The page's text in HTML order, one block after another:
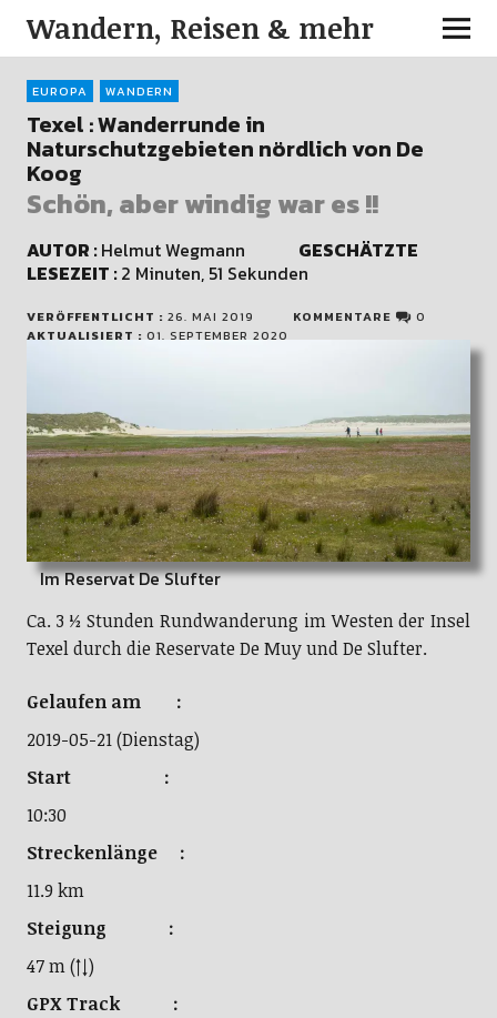
Wandern, Reisen & mehr
EUROPA WANDERN
Texel : Wanderrunde in
Naturschutzgebieten nördlich von De
Koog
Schön, aber windig war es !!
AUTOR :Helmut Wegmann GESCHÄTZTE
LESEZEIT :2 Minuten, 51 Sekunden
VERÖFFENTLICHT : 26. MAI 2019 KOMMENTARE
0
AKTUALISIERT : 01. SEPTEMBER 2020
Im Reservat De Slufter
Ca. 3 ½ Stunden Rundwanderung im Westen der Insel
Texel durch die Reservate De Muy und De Slufter.
Gelaufen am :
2019-05-21 (Dienstag)
Start :
10:30
Streckenlänge :
11.9 km
Steigung :
47 m (↑↓)
GPX Track :